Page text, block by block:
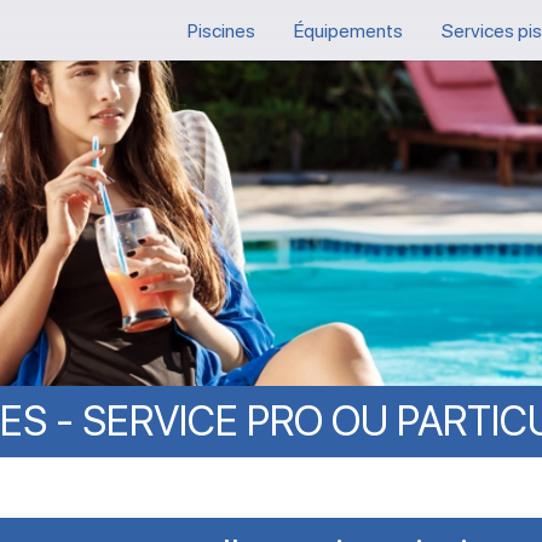
Piscines Équipements Services
- SERVICE PRO OU